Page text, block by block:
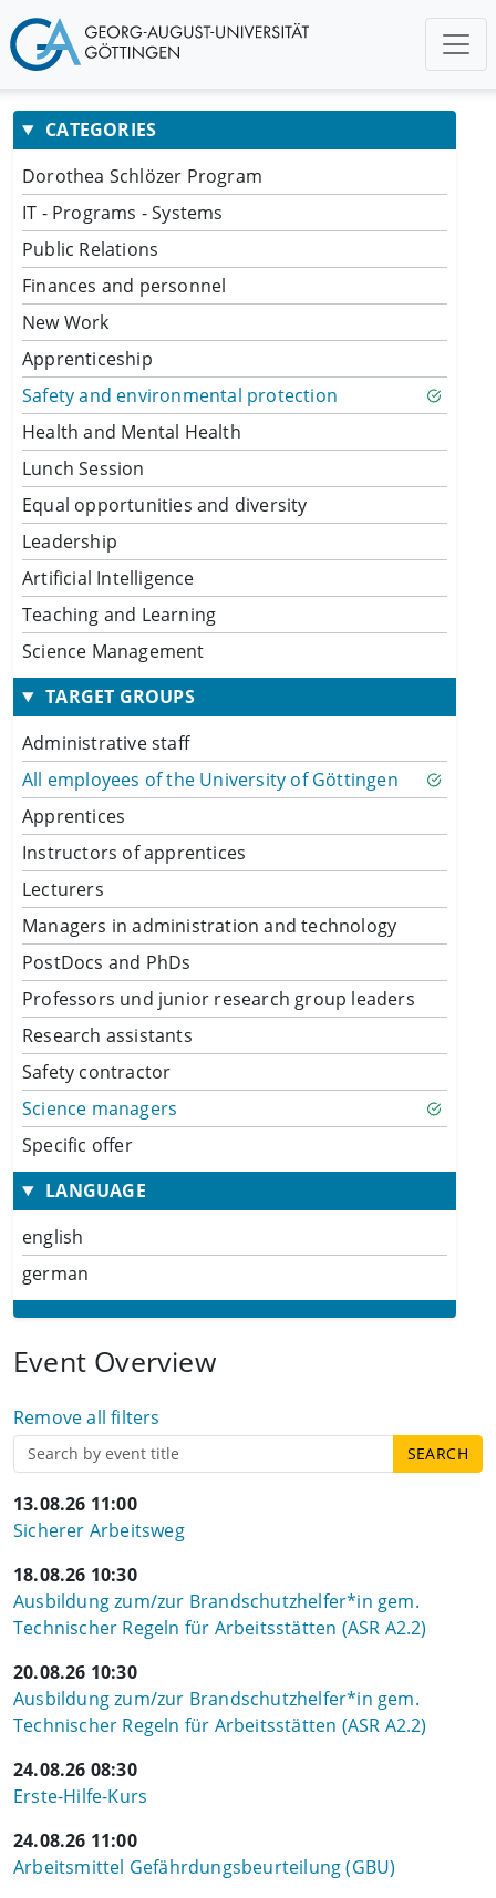
CATEGORIES
Dorothea Schlözer Program
IT - Programs - Systems
Public Relations
Finances and personnel
New Work
Apprenticeship
Safety and environmental protection
Health and Mental Health
Lunch Session
Equal opportunities and diversity
Leadership
Artificial Intelligence
Teaching and Learning
Science Management
TARGET GROUPS
Administrative staff
All employees of the University of Göttingen
Apprentices
Instructors of apprentices
Lecturers
Managers in administration and technology
PostDocs and PhDs
Professors und junior research group leaders
Research assistants
Safety contractor
Science managers
Specific offer
LANGUAGE
english
german
Event Overview
Remove all filters
13.08.26 11:00
Sicherer Arbeitsweg
18.08.26 10:30
Ausbildung zum/zur Brandschutzhelfer*in gem.
Technischer Regeln für Arbeitsstätten (ASR A2.2)
20.08.26 10:30
Ausbildung zum/zur Brandschutzhelfer*in gem.
Technischer Regeln für Arbeitsstätten (ASR A2.2)
24.08.26 08:30
Erste-Hilfe-Kurs
24.08.26 11:00
Arbeitsmittel Gefährdungsbeurteilung (GBU)